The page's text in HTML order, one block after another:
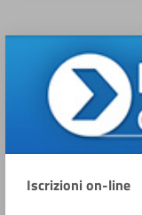
Iscrizioni on-line